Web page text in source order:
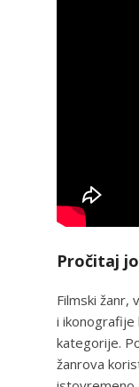
Pročitaj
Filmski žanr,
i ikonografije
kategorije.
žanrova